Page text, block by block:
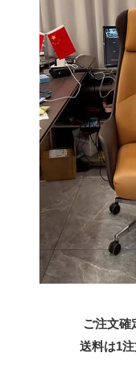
ご注文確
送料は1